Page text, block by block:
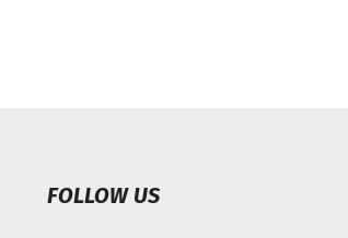
FOLLOW US